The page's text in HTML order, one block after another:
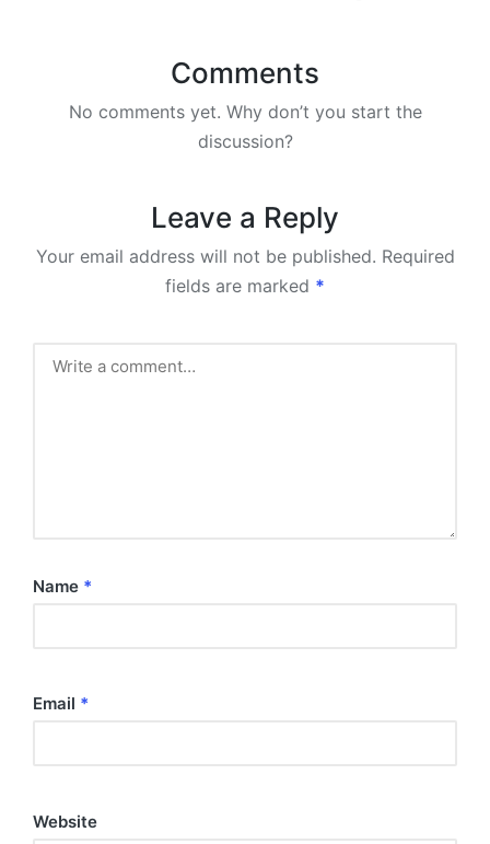
Comments
No comments yet. Why don’t you start the
discussion?
Leave a Reply
Your email address will not be published. Required
fields are marked *
Name *
Email *
Website